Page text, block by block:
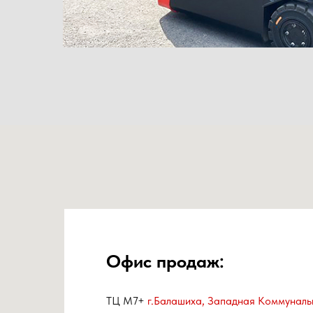
Офис продаж:
ТЦ М7+ г.Балашиха, Западная